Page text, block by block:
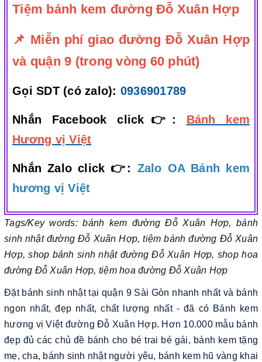
Tiệm bánh kem đường Đỗ Xuân Hợp
📌 Miễn phí giao đường Đỗ Xuân Hợp
và quận 9 (trong vòng 60 phút)
Gọi SDT (có zalo): 0936901789
Nhắn Facebook click👉: Bánh kem
Hương vị Việt
Nhắn Zalo click 👉: Zalo OA Bánh kem
hương vị Việt
Tags/Key words: bánh kem đường Đỗ Xuân Hợp, bánh
sinh nhật đường Đỗ Xuân Hợp, tiệm bánh đường Đỗ Xuân
Hợp, shop bánh sinh nhật đường Đỗ Xuân Hợp, shop hoa
đường Đỗ Xuân Hợp, tiệm hoa đường Đỗ Xuân Hợp
Đặt bánh sinh nhật tại quận 9 Sài Gòn nhanh nhất và bánh
ngon nhất, đẹp nhất, chất lượng nhất - đã có Bánh kem
hương vị Việt đường Đỗ Xuân Hợp. Hơn 10.000 mẫu bánh
đẹp đủ các chủ đề bánh cho bé trai bé gái, bánh kem tặng
mẹ, cha, bánh sinh nhật người yêu, bánh kem hũ vàng khai